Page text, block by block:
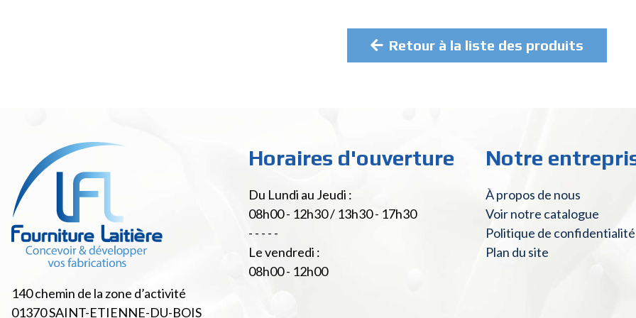
Retour à la liste des produits
140 chemin de la zone d’activité
01370SAINT-ETIENNE-DU-BOIS
Horaires d'ouverture
Du Lundi au Jeudi :
08h00 - 12h30 / 13h30 - 17h30
- - - - -
Le vendredi :
08h00 - 12h00
Notre
À propos de nous
Voir notre catalogue
Politique de confidentialité
Plan du site